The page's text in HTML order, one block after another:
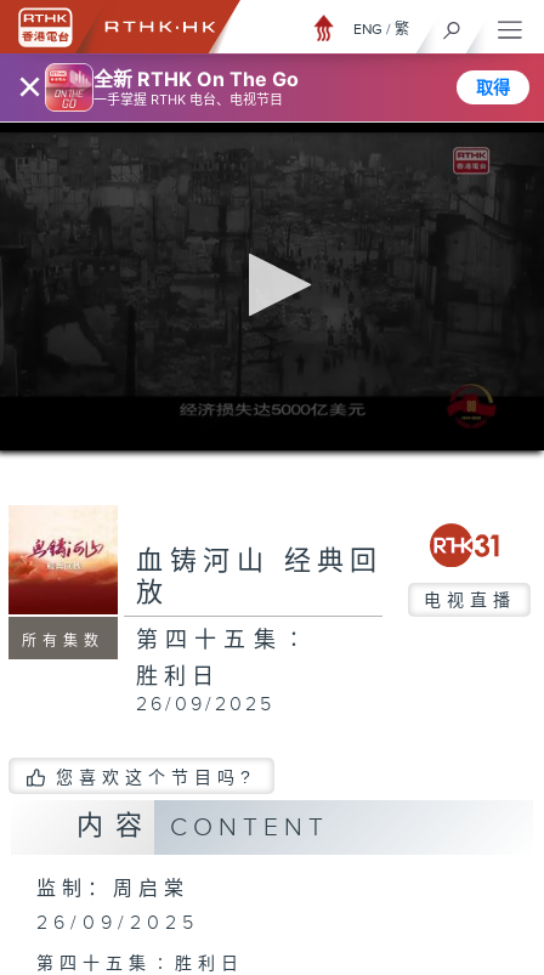
× 全新 RTHK On The Go
一手掌握 RTHK 电台、电视节目
取得
ENG / 繁
seconds
seconds
所有集数
血铸河山 经典回
放
电视直播
第四十五集∶
胜利日
26/09/2025
您喜欢这个节目吗?
内容 CONTENT
监制：周启棠
26/09/2025
第四十五集∶胜利日